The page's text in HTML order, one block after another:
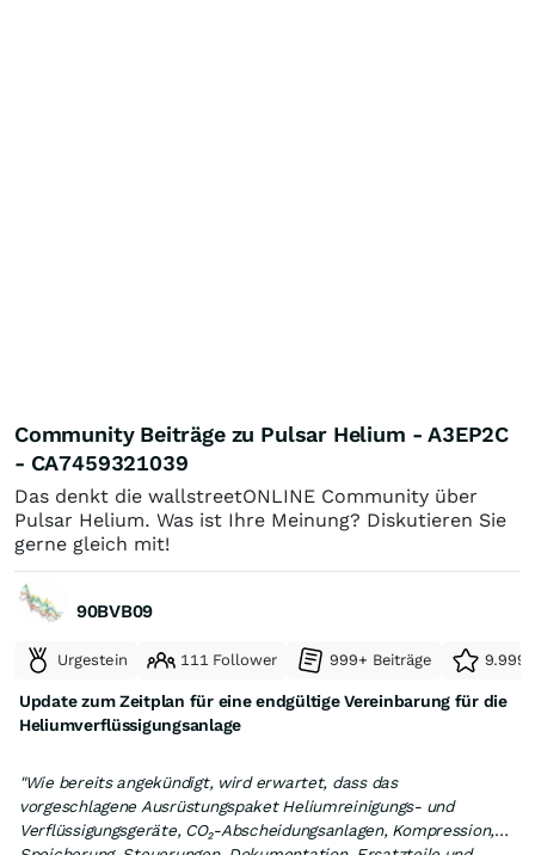
Community Beiträge zu Pulsar Helium - A3EP2C
- CA7459321039
Das denkt die wallstreetONLINE Community über
Pulsar Helium. Was ist Ihre Meinung? Diskutieren Sie
gerne gleich mit!
90BVB09
Urgestein 111 Follower 999+ Beiträge
Update zum Zeitplan für eine endgültige Vereinbarung für die
Heliumverflüssigungsanlage
"Wie bereits angekündigt, wird erwartet, dass das
vorgeschlagene Ausrüstungspaket Heliumreinigungs- und
Verflüssigungsgeräte, CO₂-Abscheidungsanlagen, Kompression,